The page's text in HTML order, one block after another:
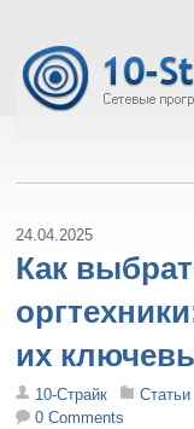
24.04.2025
Как
их
10-Страйк Статьи
0 Comments